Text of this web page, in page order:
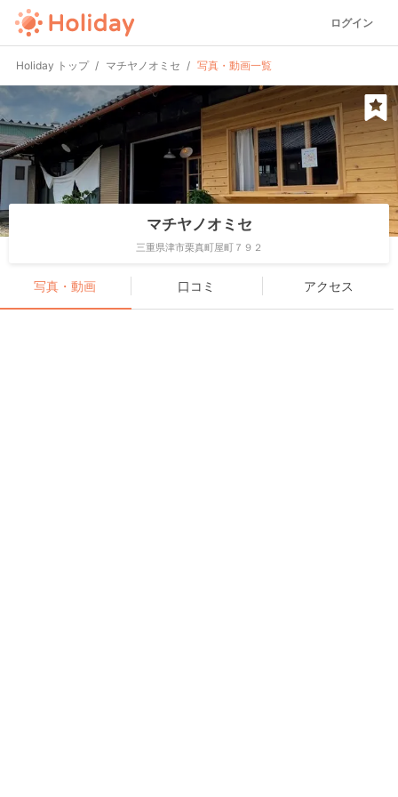
ログイン
Holiday トップ マチヤノオミセ 写真・動画一覧
マチヤノオミセ
三重県津市栗真町屋町７９２
写真・動画 口コミ アクセス